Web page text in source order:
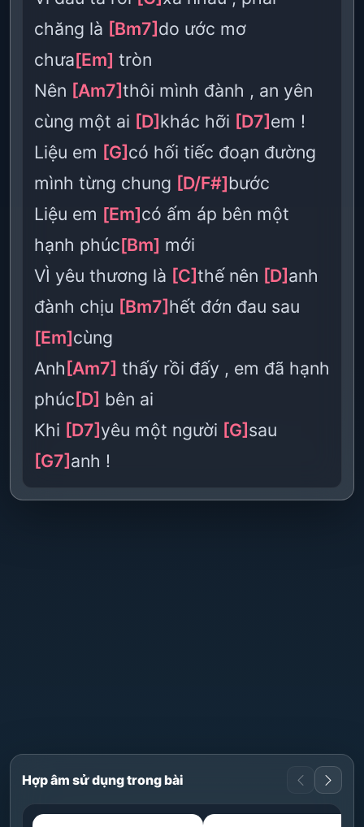
chăng là [Bm7]do ước mơ
chưa[Em] tròn
Nên [Am7]thôi mình đành , an yên
cùng một ai [D]khác hỡi [D7]em !
Liệu em [G]có hối tiếc đoạn đường
mình từng chung [D/F#]bước
Liệu em [Em]có ấm áp bên một
hạnh phúc[Bm] mới
VÌ yêu thương là [C]thế nên [D]anh
đành chịu [Bm7]hết đớn đau sau
[Em]cùng
Anh[Am7] thấy rồi đấy , em đã hạnh
phúc[D] bên ai
Khi [D7]yêu một người [G]sau
[G7]anh !
Hợp âm sử dụng trong bài